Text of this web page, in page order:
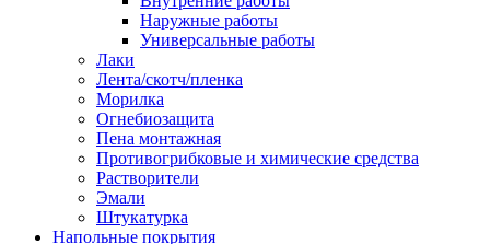
Наружные работы
Универсальные работы
Лаки
Лента/скотч/пленка
Морилка
Огнебиозащита
Пена монтажная
Противогрибковые и химические средства
Растворители
Эмали
Штукатурка
Напольные покрытия